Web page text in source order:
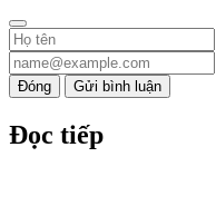
Đóng Gửi bình luận
Đọc tiếp